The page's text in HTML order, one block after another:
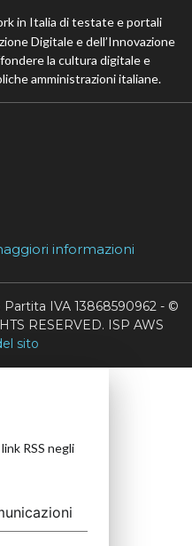
in Italia di testate e portali
Digitale e dell’Innovazione
la cultura digitale e
amministrazioni italiane.
informazioni
IVA 13868590962 - ©
RESERVED. ISP AWS
sito
RSS negli